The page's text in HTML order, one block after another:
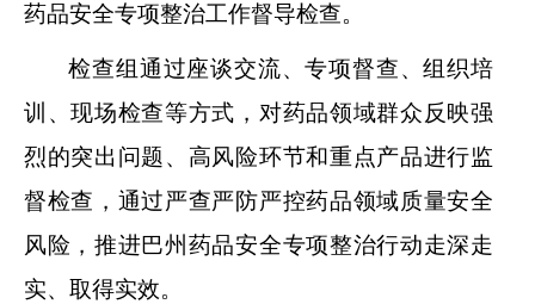
药品安全专项整治工作督导检查。
检查组通过座谈交流、专项督查、组织培
训、现场检查等方式，对药品领域群众反映强
烈的突出问题、高风险环节和重点产品进行监
督检查，通过严查严防严控药品领域质量安全
风险，推进巴州药品安全专项整治行动走深走
实、取得实效。